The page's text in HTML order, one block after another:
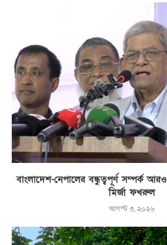
বাংলাদেশ-নেপালের বন্ধুত্বপূর্ণ সম্পর্ক
মির্জা ফখরুল
আগস্ট ৩, ২০২৬